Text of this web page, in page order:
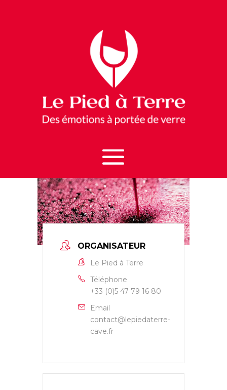
ORGANISATEUR
Le Pied à Terre
Téléphone
+33 (0)5 47 79 16 80
Email
contact@lepiedaterre-
cave.fr